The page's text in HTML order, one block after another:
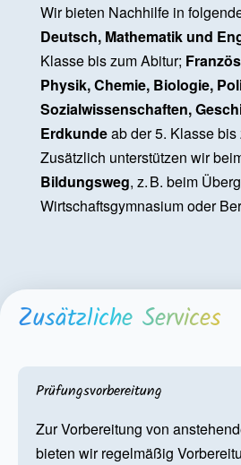
Wir bieten Nachhilfe in
Deutsch, Mathematik und
Klasse bis zum Abitur;
Physik, Chemie, Biologie,
Sozialwissenschaften,
Erdkundeab der 5. Klasse bis
Zusätzlich unterstützen wir
Bildungsweg, z. B. beim
Wirtschaftsgymnasium oder
Zusätzliche Services
Prüfungsvorbereitung
Zur Vorbereitung von
bieten wir regelmäßig